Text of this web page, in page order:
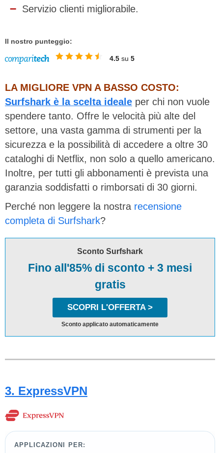
Servizio clienti migliorabile.
Il nostro punteggio:
4.5 su 5
LA MIGLIORE VPN A BASSO COSTO:
Surfshark è la scelta ideale per chi non vuole
spendere tanto. Offre le velocità più alte del
settore, una vasta gamma di strumenti per la
sicurezza e la possibilità di accedere a oltre 30
cataloghi di Netflix, non solo a quello americano.
Inoltre, per tutti gli abbonamenti è prevista una
garanzia soddisfatti o rimborsati di 30 giorni.
Perché non leggere la nostra recensione
completa di Surfshark?
Sconto Surfshark
Fino all'85% di sconto + 3 mesi
gratis
SCOPRI L'OFFERTA >
Sconto applicato automaticamente
3. ExpressVPN
APPLICAZIONI PER: